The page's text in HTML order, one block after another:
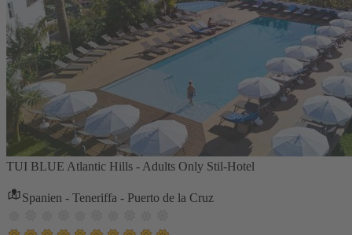
TUI BLUE Atlantic Hills - Adults Only Stil-Hotel
Spanien - Teneriffa - Puerto de la Cruz